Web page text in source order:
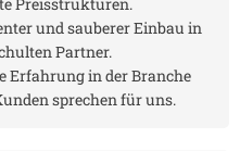
und sauberer Einbau in
Partner.
Erfahrung in der Branche
sprechen für uns.